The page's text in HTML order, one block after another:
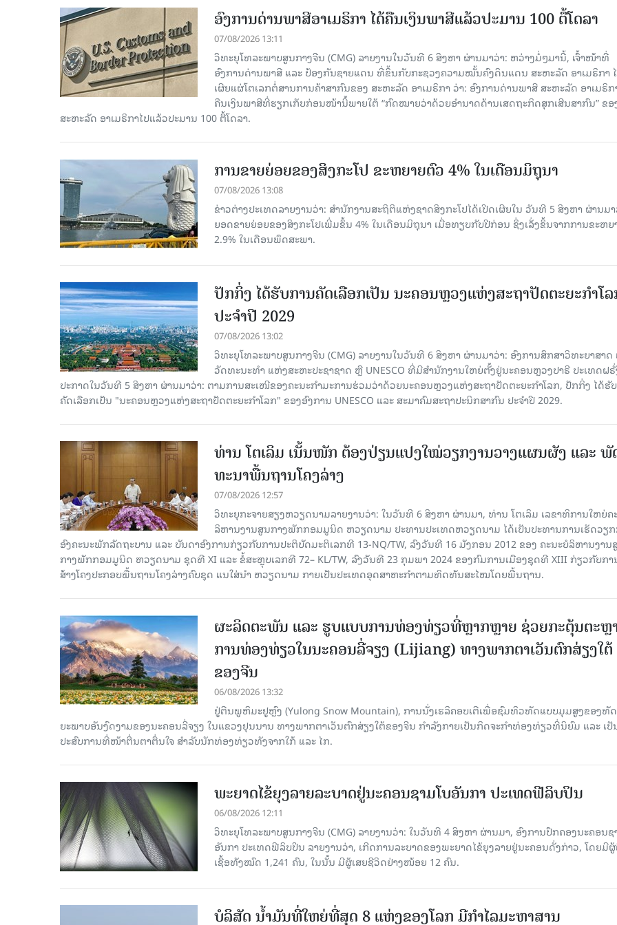
ອົງການດ່ານພາສີອາເມຣິກາ ໄດ້ຄືນເງິນພາສີແລ້ວປະມານ 100 ຕື້ໂດລາ
07/08/2026 13:11
ວິທະຍຸໂທລະພາບສູນກາງຈີນ (CMG) ລາຍງານໃນວັນທີ 6 ສິງຫາ ຜ່ານມາວ່າ: ຫວ່າງມໍ່ໆມານີ້, ເຈົ້າໜ້າທີ່
ອົງການດ່ານພາສີ ແລະ ປ້ອງກັນຊາຍແດນ ທີ່ຂຶ້ນກັບກະຊວງຄວາມໝັ້ນຄົງດິນແດນ ສະຫະລັດ ອາເມຣິກາ
ເຜີຍແຜ່ໂຕເລກຕໍ່ສານການຄ້າສາກົນຂອງ ສະຫະລັດ ອາເມຣິກາ ວ່າ: ອົງການດ່ານພາສີ ສະຫະລັດ ອາເມຣິກ
ຄືນເງິນພາສີທີ່ຮຽກເກັບກ່ອນໜ້ານີ້ພາຍໃຕ້ “ກົດໝາຍວ່າດ້ວຍອຳນາດດ້ານເສດຖະກິດສຸກເສີນສາກົນ” ຂອ
ສະຫະລັດ ອາເມຣິກາໄປແລ້ວປະມານ 100 ຕື້ໂດລາ.
ການຂາຍຍ່ອຍຂອງສິງກະໂປ ຂະຫຍາຍຕົວ 4% ໃນເດືອນມິຖຸນາ
07/08/2026 13:08
ຂ່າວຕ່າງປະເທດລາຍງານວ່າ: ສຳນັກງານສະຖິຕິແຫ່ງຊາດສິງກະໂປໄດ້ເປີດເຜີຍໃນ ວັນທີ 5 ສິງຫາ ຜ່ານມ
ຍອດຂາຍຍ່ອຍຂອງສິງກະໂປເພີ່ມຂຶ້ນ 4% ໃນເດືອນມິຖຸນາ ເມື່ອທຽບກັບປີກ່ອນ ຊຶ່ງເລັ່ງຂຶ້ນຈາກການຂະຫ
2.9% ໃນເດືອນພຶດສະພາ.
ປັກກິ່ງ ໄດ້ຮັບການຄັດເລືອກເປັນ ນະຄອນຫຼວງແຫ່ງສະຖາປັດຕະຍະກຳໂ
ປະຈຳປີ 2029
07/08/2026 13:02
ວິທະຍຸໂທລະພາບສູນກາງຈີນ (CMG) ລາຍງານໃນວັນທີ 6 ສິງຫາ ຜ່ານມາວ່າ: ອົງການສຶກສາວິທະຍາສາດ
ວັດທະນະທຳ ແຫ່ງສະຫະປະຊາຊາດ ຫຼື UNESCO ທີ່ມີສຳນັກງານໃຫຍ່ຕັ້ງຢູ່ນະຄອນ​ຫຼວງປາຣີ ປະເທດຝຣັ່
ປະກາດໃນວັນທີ 5 ສິງຫາ ຜ່ານມາວ່າ: ຕາມການສະເໜີຂອງຄະນະກຳມະການຮ່ວມວ່າດ້ວຍນະຄອນຫຼວງແຫ່ງສະຖາປັດຕະຍະກຳໂລກ, ປັກກິ່ງ ໄດ້ຮັ
ຄັດ​ເລືອກເປັນ "ນະຄອນຫຼວງແຫ່ງສະຖາປັດຕະຍະກຳໂລກ" ຂອງອົງການ UNESCO ແລະ ສະມາ​ຄົມສະຖາປະນິກສາກົນ ປະຈຳປີ 2029.
ທ່ານ ໂຕ​ເລິມ ເນັ້ນໜັກ ຕ້ອງ​ປ່ຽນ​ແປງ​ໃໝ່​ວຽກ​ງານ​ວາງ​ແຜນ​ຜັງ ແລະ ​ພັ
ທະ​ນາ​ພື້ນ​ຖານ​ໂຄງ​ລ່າງ
07/08/2026 12:57
ວິທະຍຸກະຈາຍສຽງຫວຽດນາມລາຍງານວ່າ: ໃນ​ວັນ​ທີ 6 ສິງ​ຫາ ຜ່ານມາ, ທ່ານ ໂຕ​ເລິມ ເລ​ຂາ​ທິ​ການ​ໃຫຍ່​ຄ
ລິ​ຫານ​ງານ​ສູນ​ກາງ​ພັກ​ກອມ​ມູ​ນິດ ຫວຽດ​ນາມ ປະ​ທານ​ປະ​ເທດຫວຽດ​ນາມ ໄດ້​ເປັນ​ປະ​ທານ​ການ​ເຮັດ​ວຽ
ອົງ​ຄະ​ນະ​ພັກ​ລັດ​ຖະ​ບານ ແລະ ບັນ​ດາ​ອົງ​ການ​ກ່ຽວ​ກັບ​ການ​ປະ​ຕິ​ບັດ​ມະ​ຕິ​ເລກ​ທີ 13-NQ/TW, ລົງວັນ​ທີ 16 ມັງ​ກອນ 2012 ຂອງ ຄະ​ນະ​ບໍ​ລິ​ຫານ​ງານ​
ກາງ​ພັກ​ກອມ​ມູ​ນິດ ຫວຽດ​ນາມ ຊຸດ​ທີ XI ແລະ ຂໍ້​ສະ​ຫຼຸບ​ເລກ​ທີ 72– KL/TW, ​ລົງວັນ​ທີ 23 ກຸມ​ພາ 2024 ຂອງ​ກົມ​ການ​ເມື​ອງ​ຊຸດ​ທີ XIII ກ່ຽວ​ກັບ​ກ
ສ້າງ​ໂຄງ​ປະ​ກອບ​ພື້ນ​ຖານ​ໂຄງ​ລ່າງຄົບ​ຊຸດ ແນ​ໃສ່​ນຳ ຫວຽດ​ນາມ ກາຍ​ເປັນ​ປະ​ເທດ​ອຸດ​ສາ​ຫະ​ກຳ​ຕາມ​ທິດ​ທັນ​ສະ​ໄໝ​ໂດຍ​ພື້ນ​ຖານ.
ຜະລິດຕະພັນ ແລະ ຮູບແບບການທ່ອງທ່ຽວທີ່ຫຼາກຫຼາຍ ຊ່ວຍກະຕຸ້ນຕະຫຼ
ການທ່ອງທ່ຽວໃນນະຄອນລີ່ຈຽງ (Lijiang) ທາງພາກຕາເວັນຕົກສ່ຽງໃຕ້
ຂອງຈີນ
06/08/2026 13:32
ຢູ່ຕີນພູຫິມະຢູຫຼົງ (Yulong Snow Mountain), ການນັ່ງເຮລິຄອບເຕີເພື່ອຊົມທິວທັດແບບມຸມສູງຂອງທັ
ຍະພາບອັນງົດງາມຂອງນະຄອນລີ່ຈຽງ ໃນແຂວງຢຸນນານ ທາງພາກຕາເວັນຕົກສ່ຽງໃຕ້ຂອງຈີນ ກຳລັງກາຍເປັນກິດຈະກຳທ່ອງທ່ຽວທີ່ນິຍົມ ແລະ ເປັ
ປະສົບການທີ່ໜ້າຕື່ນຕາຕື່ນໃຈ ສຳລັບນັກທ່ອງທ່ຽວທັງຈາກໃກ້ ແລະ ໄກ.
ພະຍາດໄຂ້ຍຸງລາຍລະບາດຢູ່ນະຄອນຊາມໂບ​ອັນກາ ປະເທດຟີລິບປິນ
06/08/2026 12:11
ວິທະຍຸໂທລະພາບສູນກາງຈີນ (CMG) ລາຍງານວ່າ: ໃນວັນທີ 4 ສິງ​ຫາ ຜ່ານມາ, ອົງການ​ປົກ​ຄອງນະຄອນຊ
ອັນກາ ປະເທດຟີລິບປິນ ລາຍ​ງານວ່າ, ເກີດ​ການລະບາດ​ຂອງພະຍາດໄຂ້ຍຸງລາຍຢູ່ນະຄອນດັ່ງກ່າວ, ໂດຍມີ
ເຊື້ອ​ທັງ​ໝົດ 1,241 ຄົນ, ໃນນັ້ນ ມີຜູ້ເສຍຊີວິດຢ່າງໜ້ອຍ 12 ຄົນ.
ບໍລິສັດ ນ້ຳມັນທີ່ໃຫຍ່ທີ່ສຸດ 8 ແຫ່ງຂອງໂລກ ມີກຳໄລມະຫາສານ